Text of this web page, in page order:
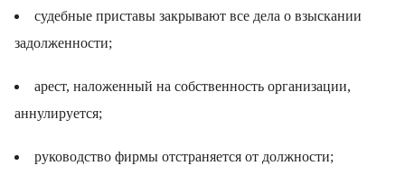
судебные приставы закрывают все дела о взыскании
задолженности;
арест, наложенный на собственность организации,
аннулируется;
руководство фирмы отстраняется от должности;